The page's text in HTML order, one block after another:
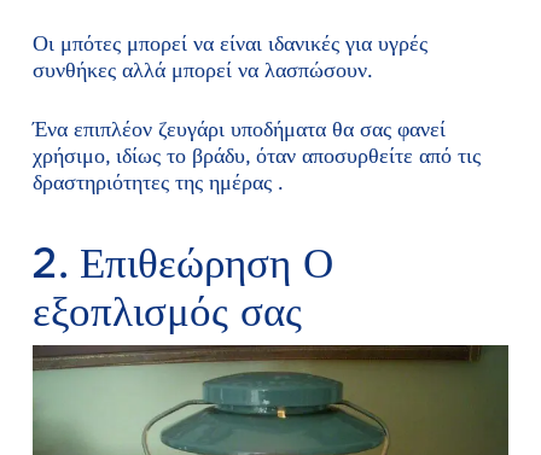
Οι μπότες μπορεί να είναι ιδανικές για υγρές
συνθήκες αλλά μπορεί να λασπώσουν.
Ένα επιπλέον ζευγάρι υποδήματα θα σας φανεί
χρήσιμο, ιδίως το βράδυ, όταν αποσυρθείτε από τις
δραστηριότητες της ημέρας .
2. Επιθεώρηση Ο
εξοπλισμός σας